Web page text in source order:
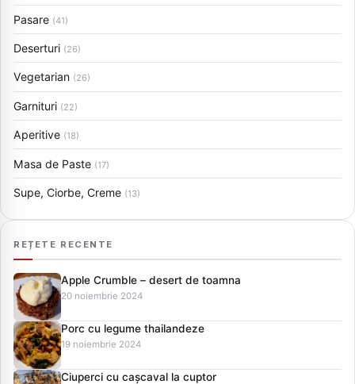
Pasare (41)
Deserturi (26)
Vegetarian (26)
Garnituri (22)
Aperitive (18)
Masa de Paste (17)
Supe, Ciorbe, Creme (13)
REȚETE RECENTE
Apple Crumble – desert de toamna
20 noiembrie 2024
Porc cu legume thailandeze
19 noiembrie 2024
Ciuperci cu cașcaval la cuptor